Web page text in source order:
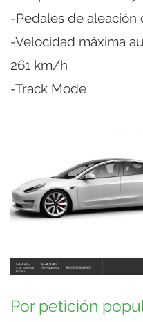
-Pedales de aleación
-Velocidad máxima
261 km/h
-Track Mode
Por petición